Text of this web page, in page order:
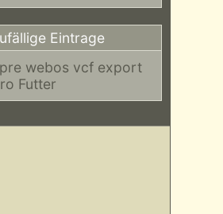
Eintrage
webos vcf export
Futter